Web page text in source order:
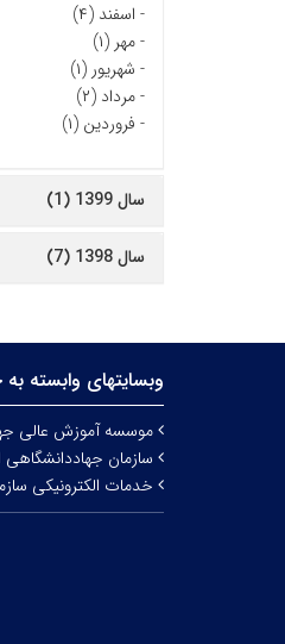
- اسفند (۴)
-مهر (۱)
- شهریور (۱)
-مرداد (۲)
- فروردین (۱)
سال 1399 (1)
سال 1398 (7)
وبسایتهای وابسته
موسسه آموزش عالی
سازمان
خدمات الکترونیکی